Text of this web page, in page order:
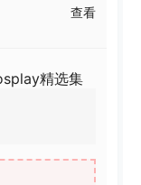
查看
精选集